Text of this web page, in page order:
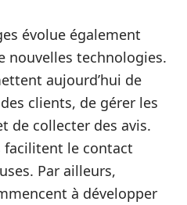
évolue également
nouvelles technologies.
aujourd’hui de
clients, de gérer les
de collecter des avis.
facilitent le contact
Par ailleurs,
à développer